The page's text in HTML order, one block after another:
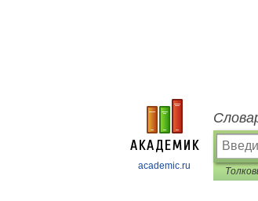
academic.ru